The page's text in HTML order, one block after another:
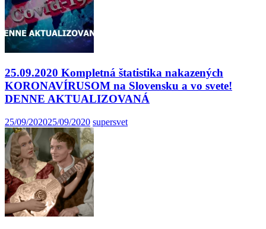
25.09.2020 Kompletná štatistika nakazených
KORONAVÍRUSOM na Slovensku a vo svete!
DENNE AKTUALIZOVANÁ
25/09/202025/09/2020 supersvet